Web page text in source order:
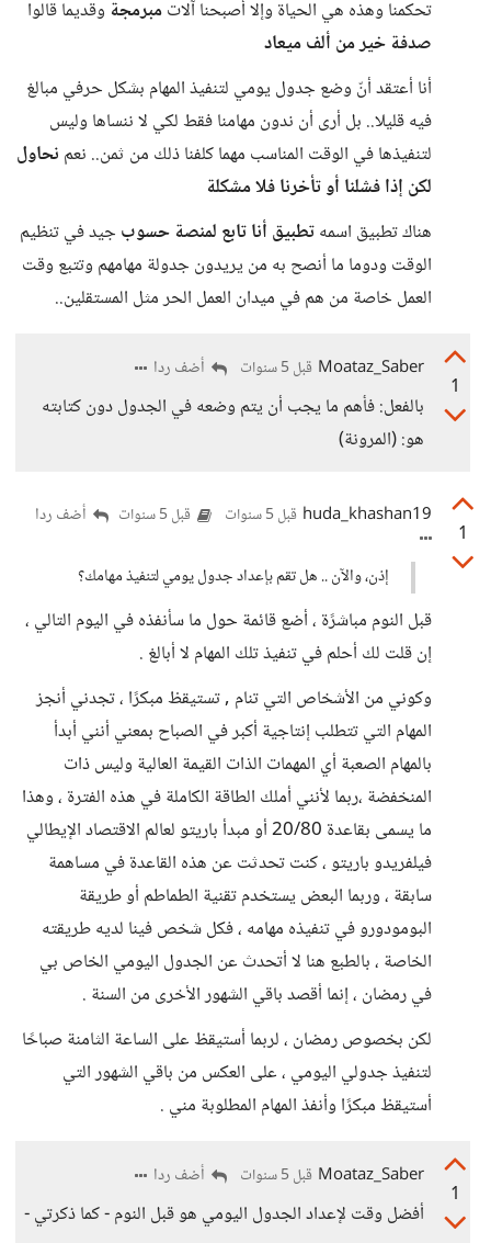
تحكمنا وهذه هي الحياة وإلا أصبحنا آلاتمبرمجة وقديما قالوا
صدفة خير من ألف ميعاد
أنا أعتقد أنّ وضع جدول يومي لتنفيذ المهام بشكل حرفي مبالغ
فيه قليلا.. بل أرى أن ندون مهامنا فقط لكي لا ننساها وليس
لتنفيذها في الوقت المناسب مهما كلفنا ذلك من ثمن.. نعم نحاول
لكن إذا فشلنا أو تأخرنا فلا مشكلة
هناك تطبيق اسمهتطبيق أنا تابع لمنصة حسوب جيد في تنظيم
الوقت ودوما ما أنصح به من يريدون جدولة مهامهم وتتبع وقت
العمل خاصة من هم في ميدان العمل الحر مثل المستقلين..
1
Moataz_Saber قبل 5 سنوات أضف ردا
بالفعل: فأهم ما يجب أن يتم وضعه في الجدول دون كتابته
هو: (المرونة)
1
huda_khashan19 قبل 5 سنوات قبل 5 سنوات أضف ردا
إذن، والآن .. هل تقم بإعداد جدول يومي لتنفيذ مهامك؟
قبل النوم مباشرًة ، أضع قائمة حول ما سأنفذه في اليوم التالي ،
إن قلت لك أحلم في تنفيذ تلك المهام لا أبالغ .
وكوني من الأشخاص التي تنام , تستيقظ مبكرًا ، تجدني أنجز
المهام التي تتطلب إنتاجية أكبر في الصباح بمعني أنني أبدأ
بالمهام الصعبة أي المهمات الذات القيمة العالية وليس ذات
المنخفضة ،ربما لأنني أملك الطاقة الكاملة في هذه الفترة ، وهذا
ما يسمى بقاعدة 20/80 أو مبدأ باريتو لعالم الاقتصاد الإيطالي
فيلفريدو باريتو ، كنت تحدثت عن هذه القاعدة في مساهمة
سابقة ، وربما البعض يستخدم تقنية الطماطم أو طريقة
البومودورو في تنفيذه مهامه ، فكل شخص فينا لديه طريقته
الخاصة ، بالطبع هنا لا أتحدث عن الجدول اليومي الخاص بي
في رمضان ، إنما أقصد باقي الشهور الأخرى من السنة .
لكن بخصوص رمضان ، لربما أستيقظ على الساعة الثامنة صباحًا
لتنفيذ جدولي اليومي ، على العكس من باقي الشهور التي
أستيقظ مبكرًا وأنفذ المهام المطلوبة مني .
1
Moataz_Saber قبل 5 سنوات أضف ردا
أفضل وقت لإعداد الجدول اليومي هو قبل النوم - كما ذكرتي -